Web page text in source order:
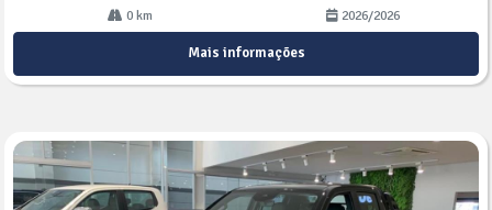
0 km 2026/2026
Mais informações